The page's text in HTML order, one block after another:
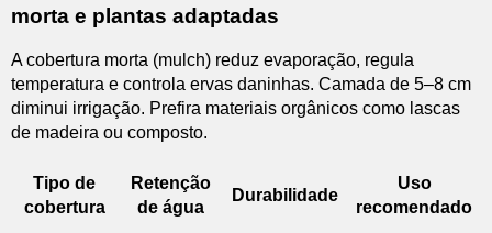
morta e plantas adaptadas
A cobertura morta (mulch) reduz evaporação, regula
temperatura e controla ervas daninhas. Camada de 5–8 cm
diminui irrigação. Prefira materiais orgânicos como lascas
de madeira ou composto.
Tipo de
cobertura
Retenção
de água
Durabilidade
Uso
recomendado